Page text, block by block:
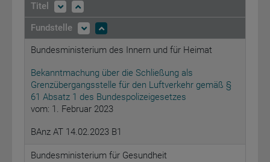
Titel
Fundstelle
Bundesministerium des Innern und für Heimat
Bekanntmachung über die Schließung als
Grenzübergangsstelle für den Luftverkehr gemäß §
61 Absatz 1 des Bundespolizeigesetzes
vom: 1. Februar 2023
BAnz AT 14.02.2023 B1
Bundesministerium für Gesundheit